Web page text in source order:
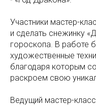
Участники мастер-
и сделать снежинку
гороскопа. В работе
художественные
благодаря которым
раскроем свою
Ведущий мастер-